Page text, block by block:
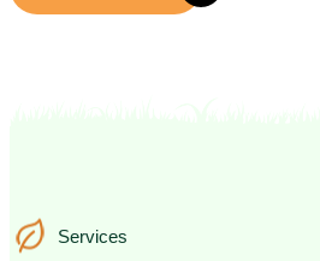
Services
Services